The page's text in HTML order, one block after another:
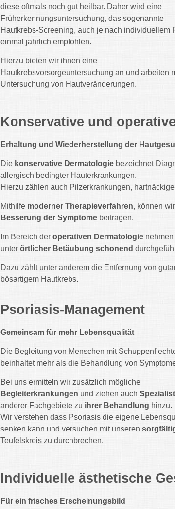
diese oftmals noch gut heilbar. Daher wird eine
Früherkennungsuntersuchung, das sogenannte
Hautkrebs-Screening, auch je nach individuellem
einmal jährlich empfohlen.
Hierzu bieten wir ihnen eine
Hautkrebsvorsorgeuntersuchung an und arbeiten
Untersuchung von Hautveränderungen.
Konservative und
Erhaltung und Wiederherstellung der
Die konservative Dermatologie bezeichnet
allergisch bedingter Hauterkrankungen.
Hierzu zählen auch Pilzerkrankungen,
Mithilfe moderner Therapieverfahren, können
Besserung der Symptome beitragen.
Im Bereich der operativen Dermatologie
unter örtlicher Betäubung schonend
Dazu zählt unter anderem die Entfernung von
bösartigem Hautkrebs.
Psoriasis-Management
Gemeinsam für mehr Lebensqualität
Die Begleitung von Menschen mit
beinhaltet mehr als die Behandlung von
Bei uns ermitteln wir zusätzlich mögliche
Begleiterkrankungen und ziehen auch
anderer Fachgebiete zu ihrer Behandlung hinzu.
Wir verstehen dass Psoriasis die eigene
senken kann und versuchen mit unseren
Teufelskreis zu durchbrechen.
Individuelle ästhetische
Für ein frisches Erscheinungsbild